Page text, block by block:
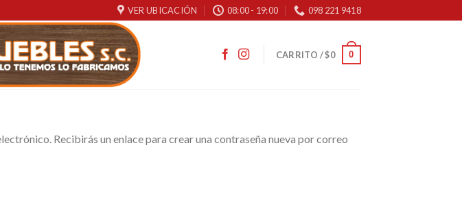
VER UBICACIÓN 08:00 - 19:00 098 221 9418
CARRITO /$0 0
Recibirás un enlace para crear una contraseña nueva por correo